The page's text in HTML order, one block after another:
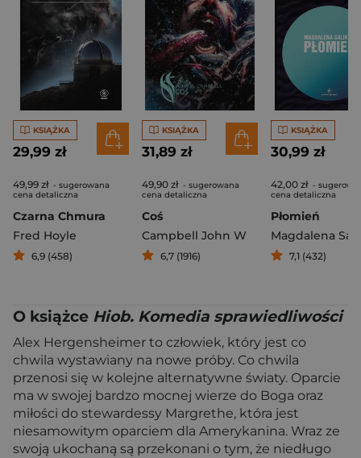
KSIĄŻKA
29,99 zł
49,99 zł - sugerowana
cena detaliczna
Czarna Chmura
Fred Hoyle
6,9 (458)
KSIĄŻKA
31,89 zł
49,90 zł - sugerowana
cena detaliczna
Coś
Campbell John W
6,7 (1916)
KSIĄŻKA
30,99 zł
42,00 zł -
cena detaliczna
Płomień
Magdalena
7,1 (432)
O książce Hiob. Komedia sprawiedliwości
Alex Hergensheimer to człowiek, który jest co
chwila wystawiany na nowe próby. Co chwila
przenosi się w kolejne alternatywne światy. Oparcie
ma w swojej bardzo mocnej wierze do Boga oraz
miłości do stewardessy Margrethe, która jest
niesamowitym oparciem dla Amerykanina. Wraz ze
swoją ukochaną są przekonani o tym, że niedługo